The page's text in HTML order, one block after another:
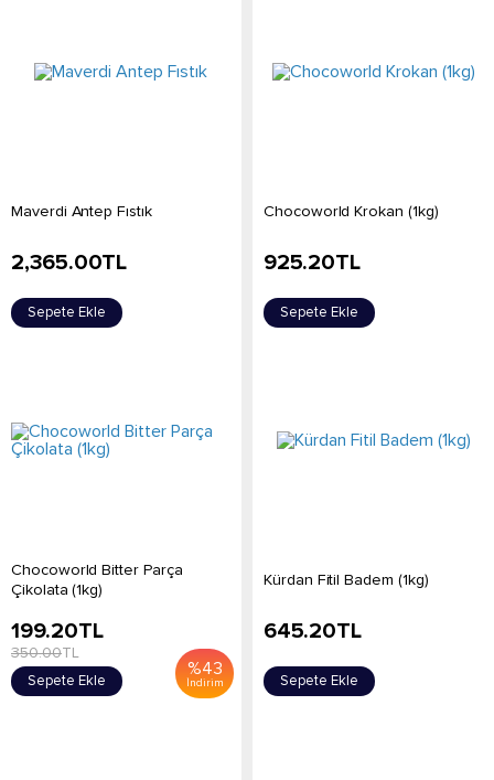
Maverdi Antep Fıstık
2,365.00TL
Sepete Ekle
Chocoworld Krokan (1kg)
925.20TL
Sepete Ekle
Chocoworld Bitter Parça
Çikolata (1kg)
%43
İndirim
199.20TL
350.00TL
Sepete Ekle
Kürdan Fitil Badem (1kg)
645.20TL
Sepete Ekle